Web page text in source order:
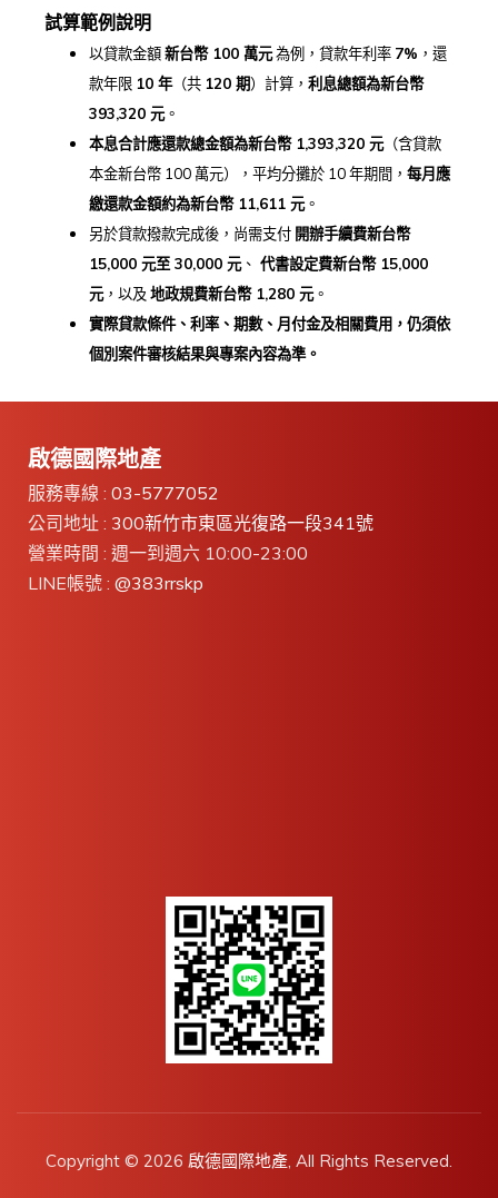
試算範例說明
以貸款金額新台幣 100 萬元為例，貸款年利率 7% ，還
款年限 10 年（共 120 期）計算， 利息總額為新台幣
393,320 元。
本息合計應還款總金額為新台幣 1,393,320 元（含貸款
本金新台幣 100 萬元），平均分攤於 10 年期間， 每月應
繳還款金額約為新台幣 11,611 元。
另於貸款撥款完成後，尚需支付 開辦手續費新台幣
15,000 元至 30,000 元、 代書設定費新台幣 15,000
元，以及 地政規費新台幣 1,280 元。
實際貸款條件、利率、期數、月付金及相關費用， 仍須依
個別案件審核結果與專案內容為準。
啟德國際地產
服務專線 : 03-5777052
公司地址 : 300新竹市東區光復路一段341號
營業時間 : 週一到週六 10:00-23:00
LINE帳號 : @383rrskp
Copyright © 2026 啟德國際地產, All Rights Reserved.